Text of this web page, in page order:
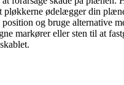
pløkkerne ødelægger din
position og bruge alternative
markører eller sten til at